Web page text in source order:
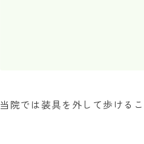
当院では装具を外して歩ける